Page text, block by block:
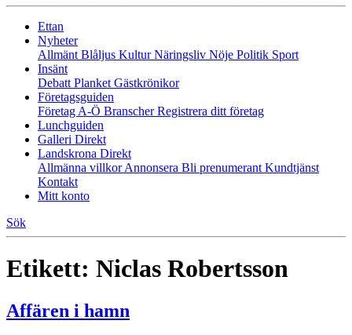
Ettan
Nyheter
Allmänt Blåljus KulturNäringsliv Nöje Politik Sport
Insänt
Debatt Planket Gästkrönikor
Företagsguiden
Företag A-Ö BranscherRegistrera ditt företag
Lunchguiden
Galleri Direkt
Landskrona Direkt
Allmänna villkorAnnonsera Bli prenumerant Kundtjänst
Kontakt
Mitt konto
Sök
Etikett: Niclas Robertsson
Affären i hamn